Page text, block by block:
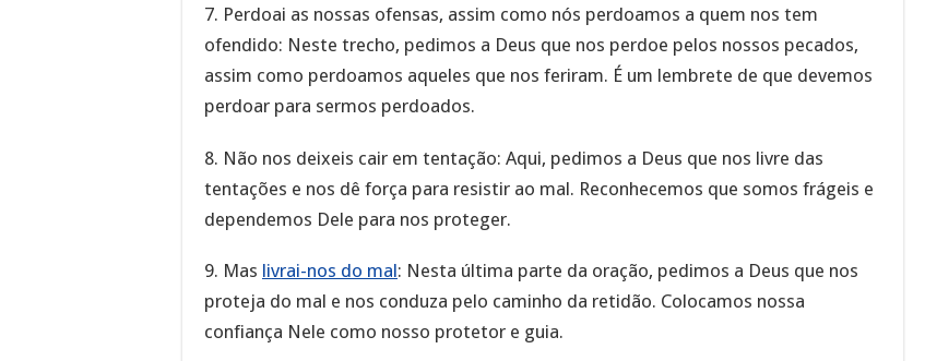
7. Perdoai as nossas ofensas, assim como nós perdoamos a quem nos tem
ofendido: Neste trecho, pedimos a Deus que nos perdoe pelos nossos pecados,
assim como perdoamos aqueles que nos feriram. É um lembrete de que devemos
perdoar para sermos perdoados.
8. Não nos deixeis cair em tentação: Aqui, pedimos a Deus que nos livre das
tentações e nos dê força para resistir ao mal. Reconhecemos que somos frágeis e
dependemos Dele para nos proteger.
9. Mas livrai-nos do mal: Nesta última parte da oração, pedimos a Deus que nos
proteja do mal e nos conduza pelo caminho da retidão. Colocamos nossa
confiança Nele como nosso protetor e guia.